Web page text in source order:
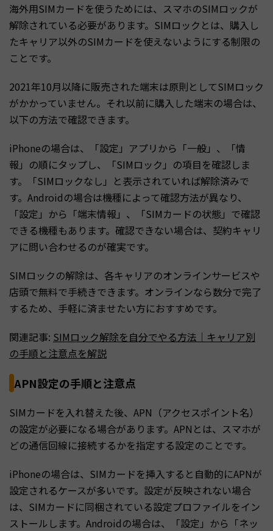
海外用SIMカードを使うためには、スマホのSIMロックが
解除されている必要があります。SIMロックとは、購入し
たキャリア以外のSIMカードを使えないようにする制限の
ことです。
2021年10月以降に販売された端末は原則としてSIMロック
がかかっていません。それ以前に購入した端末の場合は、
以下の方法で確認できます。
iPhoneの場合は、「設定」アプリから「一般」、「情
報」の順にタップし、「SIMロック」の項目を確認しま
す。「SIMロックなし」と表示されていれば解除済みで
す。Androidの場合は機種によって確認方法が異なり、
「設定」から「端末情報」、「SIMカードの状態」で確認
できる機種もあります。確認できない場合は、契約キャリ
アに問い合わせるのが確実です。
SIMロックの解除は、各キャリアのオンラインサービスや
店頭で無料で手続きできます。オンラインなら数分で完了
するため、手軽に済ませたい方におすすめです。
関連記事: SIMロック解除を自分でやる方法｜キャリア別
の手順と注意点を解説
APN設定の手順と注意点
SIMカードを入れ替えた後、APN（アクセスポイント名）
の設定が必要になる場合があります。APNとは、スマホが
どの通信回線に接続するかを指定する設定のことです。
iPhoneの場合は、SIMカードを挿入すると自動的にAPNが
設定されるケースが多いです。設定が反映されない場合
は、SIMカードに同梱されている設定プロファイルをイン
ストールします。Androidの場合は、「設定」から「ネッ